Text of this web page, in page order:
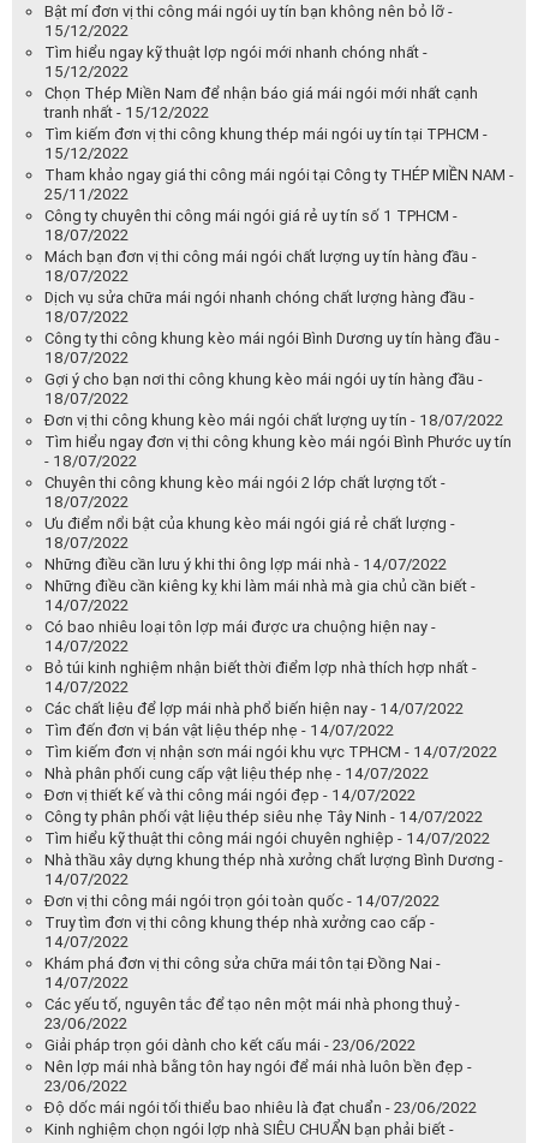
Bật mí đơn vị thi công mái ngói uy tín bạn không nên bỏ lỡ -
15/12/2022
Tìm hiểu ngay kỹ thuật lợp ngói mới nhanh chóng nhất -
15/12/2022
Chọn Thép Miền Nam để nhận báo giá mái ngói mới nhất cạnh
tranh nhất - 15/12/2022
Tìm kiếm đơn vị thi công khung thép mái ngói uy tín tại TPHCM -
15/12/2022
Tham khảo ngay giá thi công mái ngói tại Công ty THÉP MIỀN NAM -
25/11/2022
Công ty chuyên thi công mái ngói giá rẻ uy tín số 1 TPHCM -
18/07/2022
Mách bạn đơn vị thi công mái ngói chất lượng uy tín hàng đầu -
18/07/2022
Dịch vụ sửa chữa mái ngói nhanh chóng chất lượng hàng đầu -
18/07/2022
Công ty thi công khung kèo mái ngói Bình Dương uy tín hàng đầu -
18/07/2022
Gợi ý cho bạn nơi thi công khung kèo mái ngói uy tín hàng đầu -
18/07/2022
Đơn vị thi công khung kèo mái ngói chất lượng uy tín - 18/07/2022
Tìm hiểu ngay đơn vị thi công khung kèo mái ngói Bình Phước uy tín
- 18/07/2022
Chuyên thi công khung kèo mái ngói 2 lớp chất lượng tốt -
18/07/2022
Ưu điểm nổi bật của khung kèo mái ngói giá rẻ chất lượng -
18/07/2022
Những điều cần lưu ý khi thi ông lợp mái nhà - 14/07/2022
Những điều cần kiêng kỵ khi làm mái nhà mà gia chủ cần biết -
14/07/2022
Có bao nhiêu loại tôn lợp mái được ưa chuộng hiện nay -
14/07/2022
Bỏ túi kinh nghiệm nhận biết thời điểm lợp nhà thích hợp nhất -
14/07/2022
Các chất liệu để lợp mái nhà phổ biến hiện nay - 14/07/2022
Tìm đến đơn vị bán vật liệu thép nhẹ - 14/07/2022
Tìm kiếm đơn vị nhận sơn mái ngói khu vực TPHCM - 14/07/2022
Nhà phân phối cung cấp vật liệu thép nhẹ - 14/07/2022
Đơn vị thiết kế và thi công mái ngói đẹp - 14/07/2022
Công ty phân phối vật liệu thép siêu nhẹ Tây Ninh - 14/07/2022
Tìm hiểu kỹ thuật thi công mái ngói chuyên nghiệp - 14/07/2022
Nhà thầu xây dựng khung thép nhà xưởng chất lượng Bình Dương -
14/07/2022
Đơn vị thi công mái ngói trọn gói toàn quốc - 14/07/2022
Truy tìm đơn vị thi công khung thép nhà xưởng cao cấp -
14/07/2022
Khám phá đơn vị thi công sửa chữa mái tôn tại Đồng Nai -
14/07/2022
Các yếu tố, nguyên tắc để tạo nên một mái nhà phong thuỷ -
23/06/2022
Giải pháp trọn gói dành cho kết cấu mái - 23/06/2022
Nên lợp mái nhà bằng tôn hay ngói để mái nhà luôn bền đẹp -
23/06/2022
Độ dốc mái ngói tối thiểu bao nhiêu là đạt chuẩn - 23/06/2022
Kinh nghiệm chọn ngói lợp nhà SIÊU CHUẨN bạn phải biết -